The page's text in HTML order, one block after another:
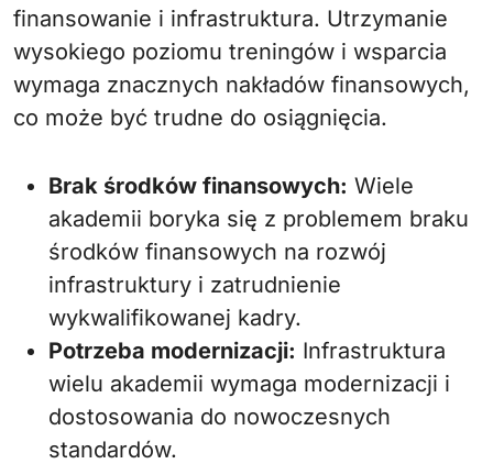
finansowanie i infrastruktura. Utrzymanie
wysokiego poziomu treningów i wsparcia
wymaga znacznych nakładów finansowych,
co może być trudne do osiągnięcia.
Brak środków finansowych: Wiele
akademii boryka się z problemem braku
środków finansowych na rozwój
infrastruktury i zatrudnienie
wykwalifikowanej kadry.
Potrzeba modernizacji: Infrastruktura
wielu akademii wymaga modernizacji i
dostosowania do nowoczesnych
standardów.